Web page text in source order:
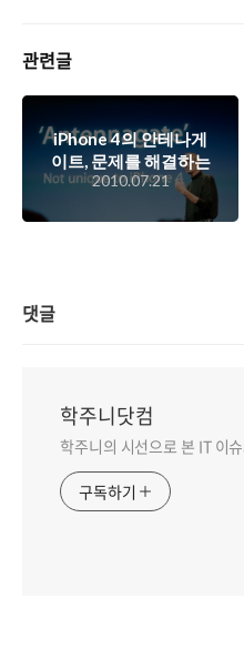
관련글
iPhone 4의 안테나게
이트, 문제를 해결하는
데 있어서 애플이 보여
2010.07.21
댓글
학주니닷컴
학주니의 시선으로 본 IT 이
구독하기